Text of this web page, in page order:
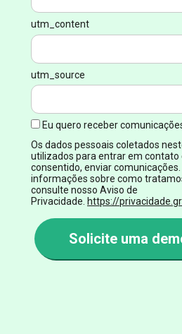
utm_content
utm_source
Eu quero receber
Os dados pessoais coletados
utilizados para entrar em contato
consentido, enviar
informações sobre como
consulte nosso Aviso de
Privacidade. https://
Solicite uma